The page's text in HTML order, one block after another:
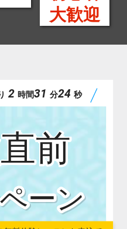
大歓迎
前
2 時間31 分23 秒